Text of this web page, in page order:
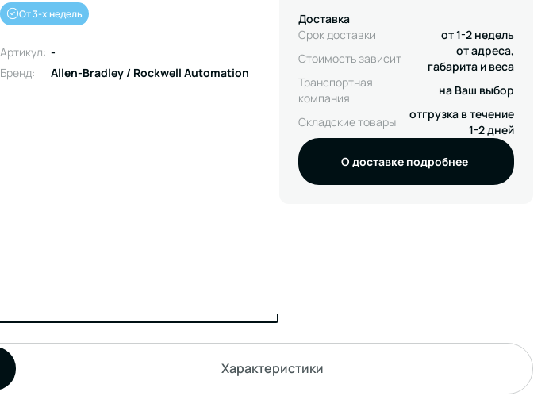
От 3-х недель
Артикул: -
Бренд:
Allen-Bradley / Rockwell Automation
Доставка
Срок доставки
от 1-2 недель
Стоимость зависит
от адреса,
габарита и веса
Транспортная
компания
на Ваш выбор
Складские товары
отгрузка в течение
1-2 дней
О доставке подробнее
Характеристики